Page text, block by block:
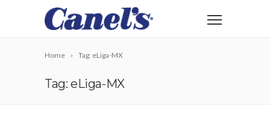
Home Tag: eLiga-MX
Tag: eLiga-MX